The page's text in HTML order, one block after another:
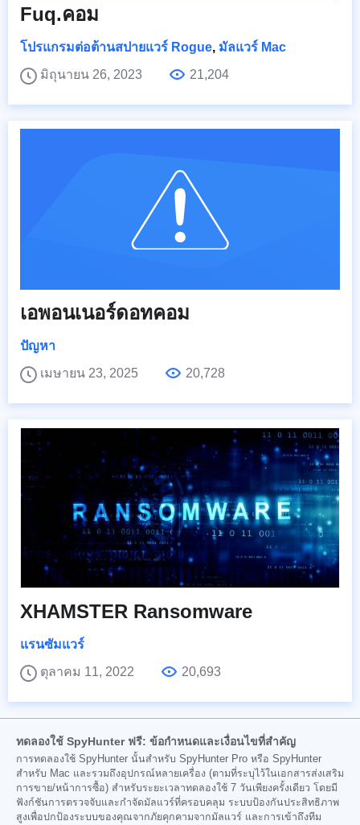
Fuq.คอม
โปรแกรมต่อต้านสปายแวร์ Rogue, มัลแวร์ Mac
มิถุนายน 26, 2023
21,204
เอพอนเนอร์ดอทคอม
ปัญหา
เมษายน 23, 2025
20,728
XHAMSTER Ransomware
แรนซัมแวร์
ตุลาคม 11, 2022
20,693
ทดลองใช้ SpyHunter ฟรี: ข้อกำหนดและเงื่อนไขที่สำคัญ
การทดลองใช้ SpyHunter นั้นสำหรับ SpyHunter Pro หรือ SpyHunter
สำหรับ Mac และรวมถึงอุปกรณ์หลายเครื่อง (ตามที่ระบุไว้ในเอกสารส่งเสริม
การขาย/หน้าการซื้อ) สำหรับระยะเวลาทดลองใช้ 7 วันเพียงครั้งเดียว โดยมี
ฟังก์ชันการตรวจจับและกำจัดมัลแวร์ที่ครอบคลุม ระบบป้องกันประสิทธิภาพ
สูงเพื่อปกป้องระบบของคุณจากภัยคุกคามจากมัลแวร์ และการเข้าถึงทีม